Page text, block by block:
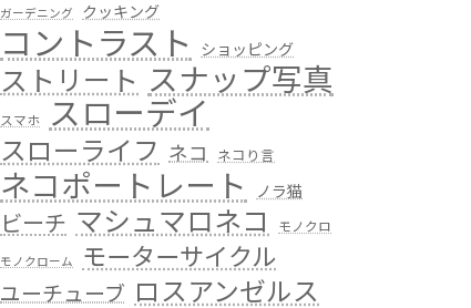
ガーデニング クッキング
コントラスト ショッピング
ストリート スナップ写真
スマホ スローデイ
スローライフ ネコ ネコり言
ネコポートレート ノラ猫
ビーチ マシュマロネコ モノクロ
モノクローム モーターサイクル
ユーチューブ ロスアンゼルス